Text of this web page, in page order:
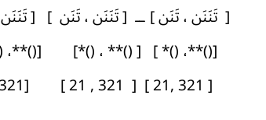
[ تَنَنَن ، تَنَن ] ــ [ تَنَنَن ، تَنَن ] [
[()**، ()* ] [ ()** ، ()*] [()**،
[ 321 ,21 ] [ 321 , 21 ] [321, 1]